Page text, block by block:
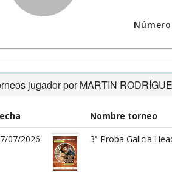
jugador por MARTIN
Nombre torneo
07/2026
3ª Proba Galicia